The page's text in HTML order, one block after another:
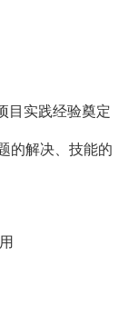
目实践经验奠定
的解决、技能的